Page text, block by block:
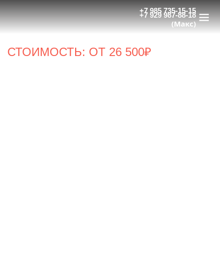
+7 985 735-15-15
+7 929 987-88-18
(Макс)
«ЗВЕЗДЫ» ОТЕЛЯМ
СТОИМОСТЬ: ОТ 26 500₽